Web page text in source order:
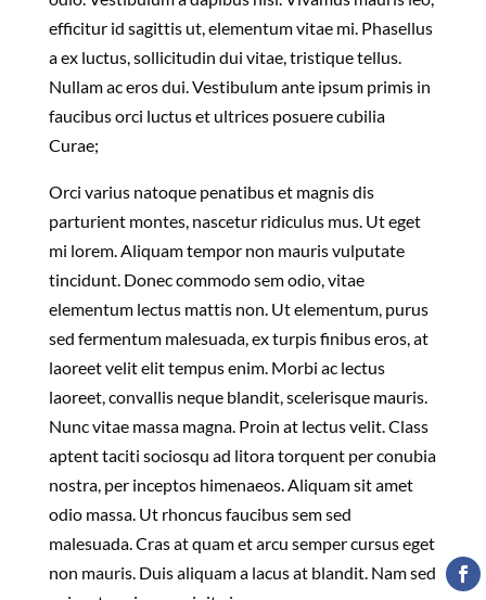
efficitur id sagittis ut, elementum vitae mi. Phasellus
a ex luctus, sollicitudin dui vitae, tristique tellus.
Nullam ac eros dui. Vestibulum ante ipsum primis in
faucibus orci luctus et ultrices posuere cubilia
Curae;
Orci varius natoque penatibus et magnis dis
parturient montes, nascetur ridiculus mus. Ut eget
mi lorem. Aliquam tempor non mauris vulputate
tincidunt. Donec commodo sem odio, vitae
elementum lectus mattis non. Ut elementum, purus
sed fermentum malesuada, ex turpis finibus eros, at
laoreet velit elit tempus enim. Morbi ac lectus
laoreet, convallis neque blandit, scelerisque mauris.
Nunc vitae massa magna. Proin at lectus velit. Class
aptent taciti sociosqu ad litora torquent per conubia
nostra, per inceptos himenaeos. Aliquam sit amet
odio massa. Ut rhoncus faucibus sem sed
malesuada. Cras at quam et arcu semper cursus eget
non mauris. Duis aliquam a lacus at blandit. Nam sed